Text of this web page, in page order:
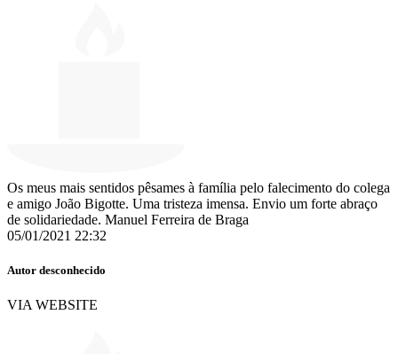
Os meus mais sentidos pêsames à família pelo falecimento do colega
e amigo João Bigotte. Uma tristeza imensa. Envio um forte abraço
de solidariedade. Manuel Ferreira de Braga
05/01/2021 22:32
Autor desconhecido
VIA WEBSITE